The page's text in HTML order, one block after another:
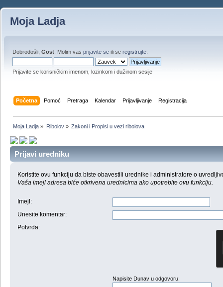
Moja Ladja
Dobrodošli, Gost . Molim vas prijavite se ili se registrujte
Prijavite se korisničkim imenom, lozinkom i dužinom sesije
Početna Pomoć Pretraga Kalendar Prijavljivanje Registracija
Moja Ladja » Ribolov» Zakoni i Propisi u vezi ribolova
Prijavi uredniku
Koristite ovu funkciju da biste obavestili urednike i administratore o
Vaša imejl adresa biće otkrivena urednicima ako upotrebite ovu funkciju.
Imejl :
Unesite komentar:
Potvrda:
Napisite Dunav u odgovoru: